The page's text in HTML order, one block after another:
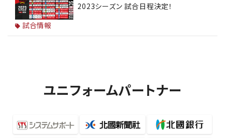
2023シーズン 試合日程決定！
試合情報
ユニフォームパートナー